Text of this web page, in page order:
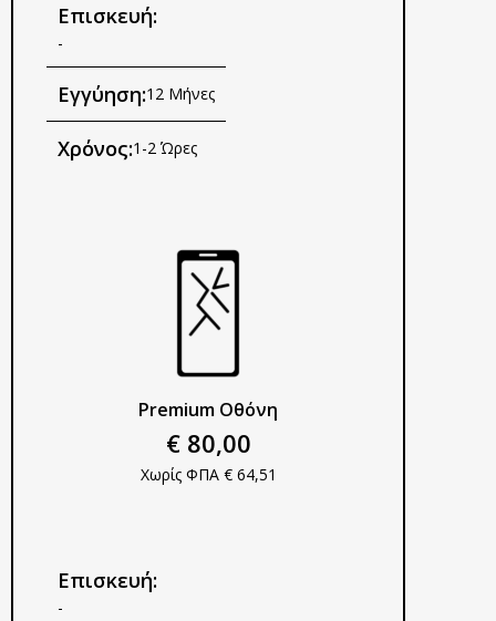
Επισκευή:
-
Εγγύηση:12 Μήνες
Χρόνος:1-2 Ώρες
Premium Οθόνη
€ 80,00
Χωρίς ΦΠΑ € 64,51
Επισκευή:
-